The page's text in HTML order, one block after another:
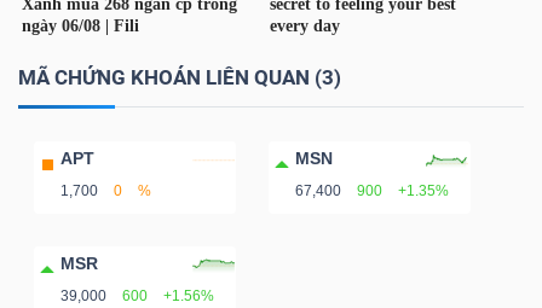
MÃ CHỨNG KHOÁN LIÊN QUAN (3)
APT
1,700 0 %
MSN
67,400 900 +1.35%
MSR
39,000 600 +1.56%
DỊCH
THÔNG